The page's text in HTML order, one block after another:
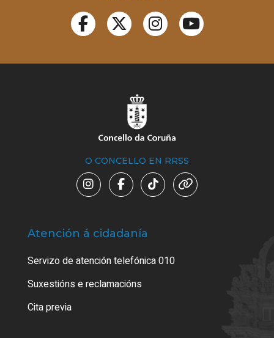
O CONCELLO EN RRSS
Atención á cidadanía
Servizo de atención telefónica 010
Suxestións e reclamacións
Cita previa